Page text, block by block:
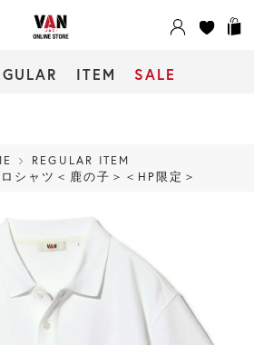
ITEM SALE
REGULAR ITEM
シャツ＜鹿の子＞＜HP限定＞